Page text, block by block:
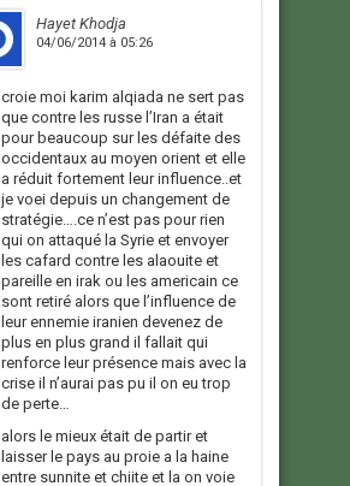
Hayet Khodja
04/06/2014 à 05:26
croie moi karim alqiada ne sert pas
que contre les russe l’Iran a était
pour beaucoup sur les défaite des
occidentaux au moyen orient et elle
a réduit fortement leur influence..et
je voei depuis un changement de
stratégie….ce n’est pas pour rien
qui on attaqué la Syrie et envoyer
les cafard contre les alaouite et
pareille en irak ou les americain ce
sont retiré alors que l’influence de
leur ennemie iranien devenez de
plus en plus grand il fallait qui
renforce leur présence mais avec la
crise il n’aurai pas pu il on eu trop
de perte…
alors le mieux était de partir et
laisser le pays au proie a la haine
entre sunnite et chiite et la on voie